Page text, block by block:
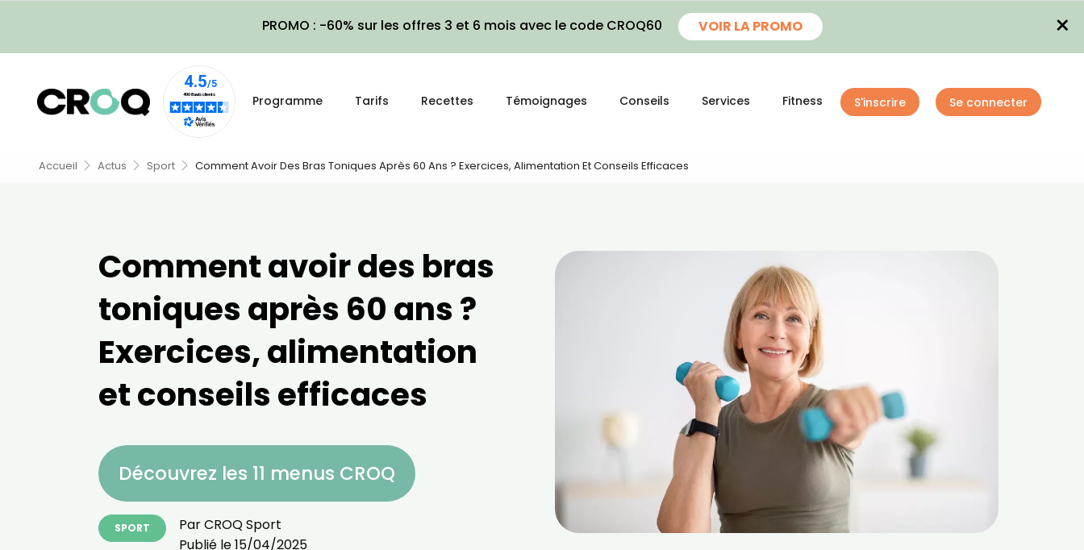
PROMO : -60% sur les offres 3 et 6 mois avec le code CROQ60 VOIR LA PROMO ×
Programme Tarifs Recettes Témoignages Conseils Services Fitness S'inscrire Se connecter
Accueil Actus Sport Comment Avoir Des Bras Toniques Après 60 Ans ? Exercices, Alimentation Et Conseils Efficaces
Comment avoir des bras
toniques après 60 ans ?
Exercices, alimentation
et conseils efficaces
Découvrez les 11 menus CROQ
SPORT ParCROQ Sport
Publié le15/04/2025